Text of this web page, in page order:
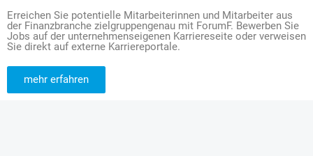
Erreichen Sie potentielle Mitarbeiterinnen und Mitarbeiter aus
der Finanzbranche zielgruppengenau mit ForumF. Bewerben Sie
Jobs auf der unternehmenseigenen Karriereseite oder verweisen
Sie direkt auf externe Karriereportale.
mehr erfahren